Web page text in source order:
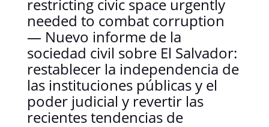
restricting civic space urgently
needed to combat corruption
— Nuevo informe de la
sociedad civil sobre El Salvador:
restablecer la independencia de
las instituciones públicas y el
poder judicial y revertir las
recientes tendencias de